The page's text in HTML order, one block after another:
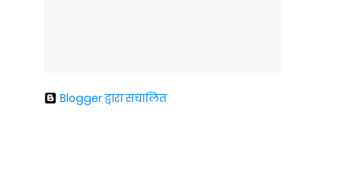
Blogger द्वारा संचालित